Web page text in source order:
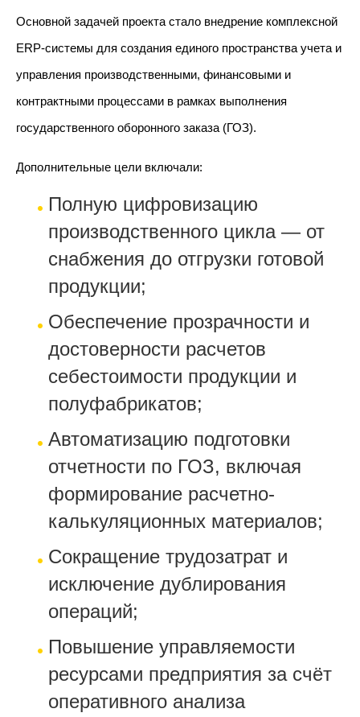
Основной задачей проекта стало внедрение комплексной
ERP-системы для создания единого пространства учета и
управления производственными, финансовыми и
контрактными процессами в рамках выполнения
государственного оборонного заказа (ГОЗ).
Дополнительные цели включали:
Полную цифровизацию
производственного цикла — от
снабжения до отгрузки готовой
продукции;
Обеспечение прозрачности и
достоверности расчетов
себестоимости продукции и
полуфабрикатов;
Автоматизацию подготовки
отчетности по ГОЗ, включая
формирование расчетно-
калькуляционных материалов;
Сокращение трудозатрат и
исключение дублирования
операций;
Повышение управляемости
ресурсами предприятия за счёт
оперативного анализа